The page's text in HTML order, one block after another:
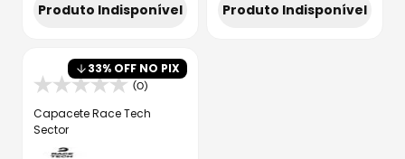
Produto Indisponível Produto Indisponível
33% OFF NO PIX
(0)
Capacete Race Tech
Sector